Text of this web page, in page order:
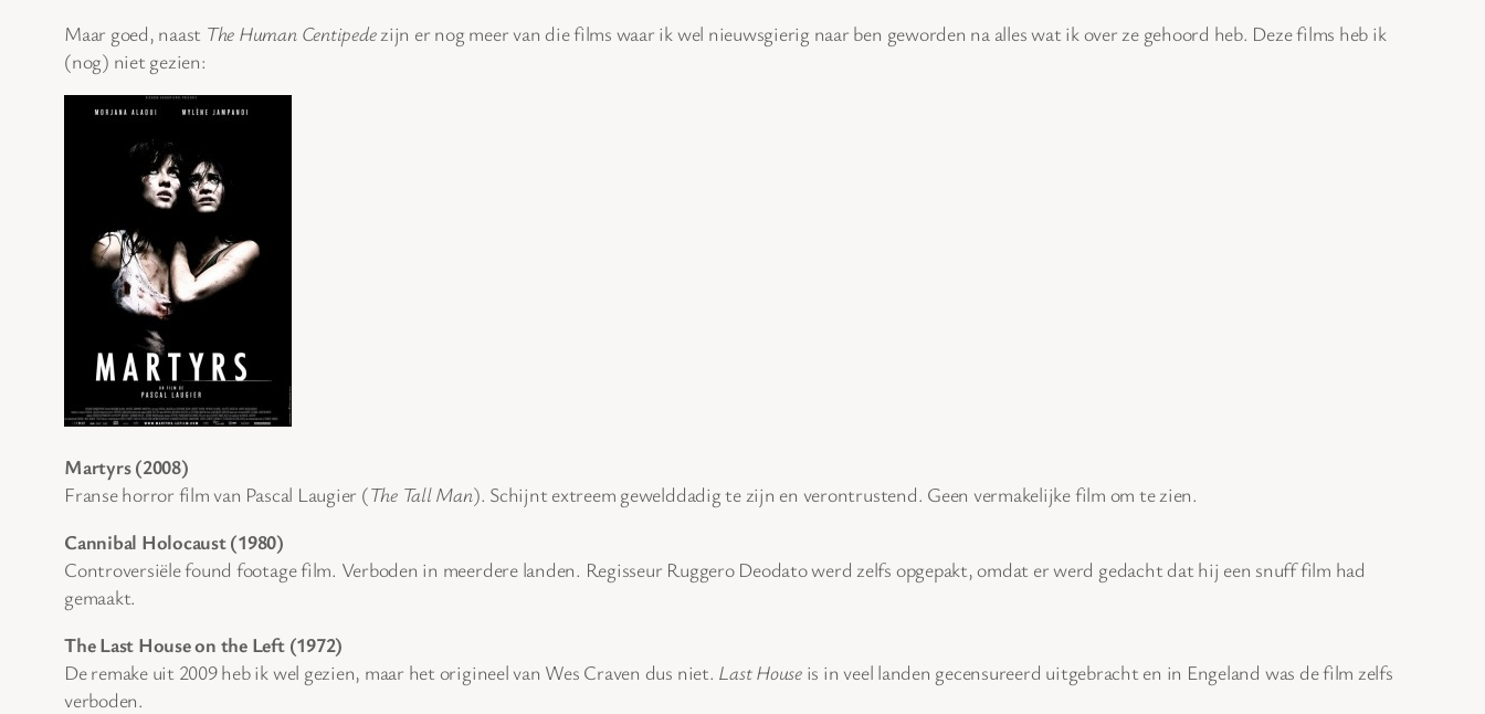
Maar goed, naast The Human Centipedezijn er nog meer van die films waar ik wel nieuwsgierig naar ben geworden na alles wat ik over ze gehoord heb. Deze films heb ik
(nog) niet gezien:
Martyrs (2008)
Franse horror film van Pascal Laugier (The Tall Man). Schijnt extreem gewelddadig te zijn en verontrustend. Geen vermakelijke film om te zien.
Cannibal Holocaust (1980)
Controversiële found footage film. Verboden in meerdere landen. Regisseur Ruggero Deodato werd zelfs opgepakt, omdat er werd gedacht dat hij een snuff film had
gemaakt.
The Last House on the Left (1972)
De remake uit 2009 heb ik wel gezien, maar het origineel van Wes Craven dus niet. Last Houseis in veel landen gecensureerd uitgebracht en in Engeland was de film zelfs
verboden.